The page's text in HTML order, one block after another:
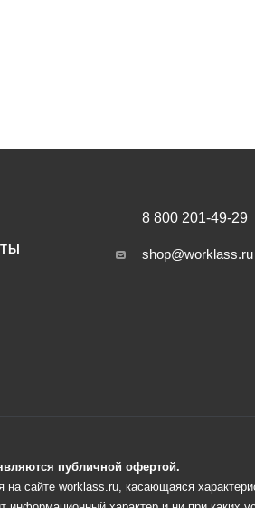
8 800 201-49-29
shop@worklass.ru
публичной офертой.
сайте worklass.ru, касающаяся